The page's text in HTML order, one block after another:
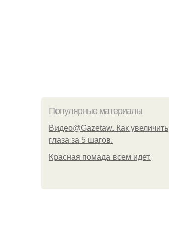
Популярные материалы
Видео@Gazetaw. Как увеличить
глаза за 5 шагов.
Красная помада всем идет.